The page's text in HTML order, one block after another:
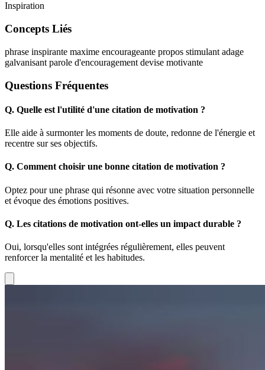
Inspiration
Concepts Liés
phrase inspirante maxime encourageante propos stimulant adage
galvanisant parole d'encouragement devise motivante
Questions Fréquentes
Q. Quelle est l'utilité d'une citation de motivation ?
Elle aide à surmonter les moments de doute, redonne de l'énergie et
recentre sur ses objectifs.
Q. Comment choisir une bonne citation de motivation ?
Optez pour une phrase qui résonne avec votre situation personnelle
et évoque des émotions positives.
Q. Les citations de motivation ont-elles un impact durable ?
Oui, lorsqu'elles sont intégrées régulièrement, elles peuvent
renforcer la mentalité et les habitudes.